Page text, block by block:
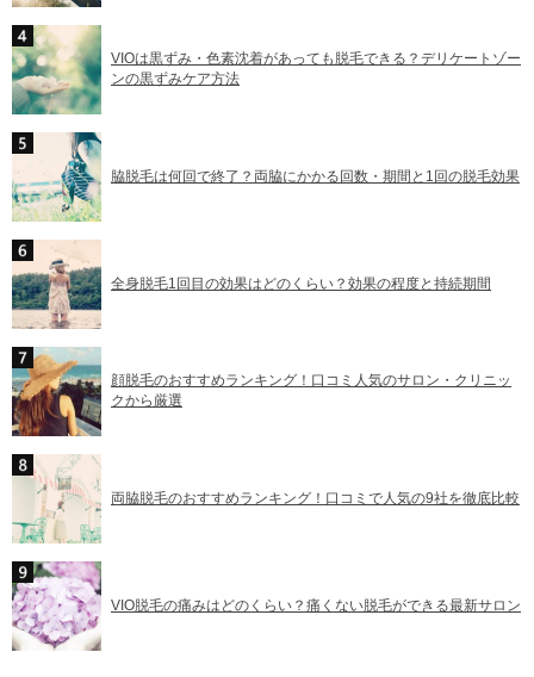
VIOは黒ずみ・色素沈着があっても脱毛できる？デリケートゾー
ンの黒ずみケア方法
脇脱毛は何回で終了？両脇にかかる回数・期間と1回の脱毛効果
全身脱毛1回目の効果はどのくらい？効果の程度と持続期間
顔脱毛のおすすめランキング！口コミ人気のサロン・クリニッ
クから厳選
両脇脱毛のおすすめランキング！口コミで人気の9社を徹底比較
VIO脱毛の痛みはどのくらい？痛くない脱毛ができる最新サロン